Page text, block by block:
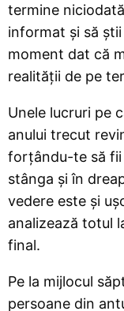
termine
informat și să
moment dat că
realității de pe
Unele lucruri pe
anului trecut
forțându-te să fii
stânga și în
vedere este și
analizează totul
final.
Pe la mijlocul
persoane din